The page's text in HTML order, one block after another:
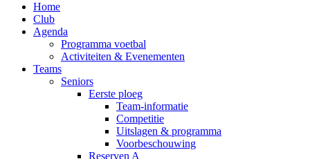
Home
Club
Agenda
Programma voetbal
Activiteiten & Evenementen
Teams
Seniors
Eerste ploeg
Team-informatie
Competitie
Uitslagen & programma
Voorbeschouwing
Reserven A